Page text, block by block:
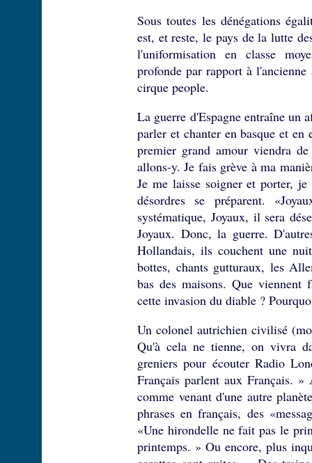
Sous toutes les dénégations
est, et reste, le pays de la lutte
l'uniformisation en classe
profonde par rapport à
cirque people.
La guerre d'Espagne entraîne un
parler et chanter en basque et en
premier grand amour viendra
allons-y. Je fais grève à ma
Je me laisse soigner et porter,
désordres se préparent.
systématique, Joyaux, il sera
Joyaux. Donc, la guerre.
Hollandais, ils couchent une
bottes, chants gutturaux, les
bas des maisons. Que viennent
cette invasion du diable ?
Un colonel autrichien civilisé
Qu'à cela ne tienne, on vivra
greniers pour écouter Radio
Français parlent aux Français.
comme venant d'une autre
phrases en français, des
«Une hirondelle ne fait pas le
printemps. » Ou encore, plus